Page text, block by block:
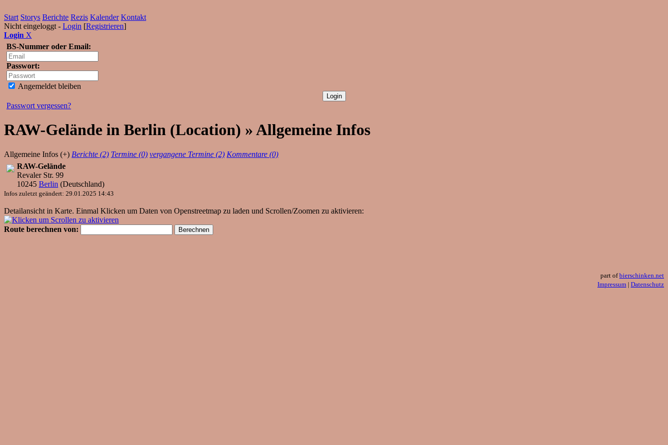
Start Storys Berichte Rezis Kalender Kontakt
Nicht eingeloggt - Login [Registrieren]
Login X
BS-Nummer oder Email:
Passwort:
Angemeldet bleiben
Passwort vergessen?
RAW-Gelände in Berlin (Location) » Allgemeine Infos
Allgemeine Infos (+) Berichte (2) Termine (0) vergangene Termine (2) Kommentare (0)
RAW-Gelände
Revaler Str. 99
10245 Berlin (Deutschland)
Infos zuletzt geändert: 29.01.2025 14:43
Detailansicht in Karte. Einmal Klicken um Daten von Openstreetmap zu laden und Scrollen/Zoomen zu aktivieren:
Route berechnen von:
part ofbierschinken.net
Impressum | Datenschutz